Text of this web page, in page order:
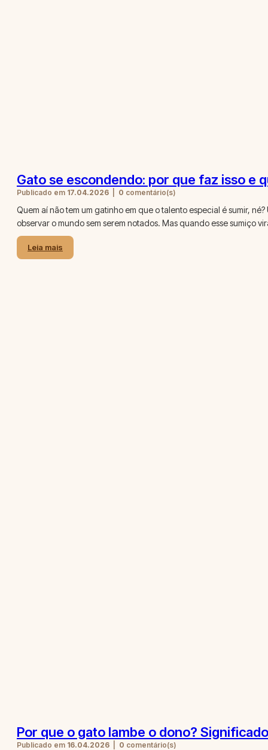
Gato se escondendo: por que faz isso e
Publicado em 17.04.2026 0 comentário(s)
Quem aí não tem um gatinho em que o talento especial é sumir,
observar o mundo sem serem notados. Mas quando esse sumiço
Leia mais
Por que o gato lambe o dono?
Publicado em 16.04.2026 0 comentário(s)